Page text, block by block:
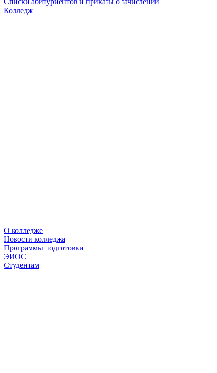
Списки абитуриентов и приказы о зачислении
Колледж
О колледже
Новости колледжа
Программы подготовки
ЭИОС
Студентам